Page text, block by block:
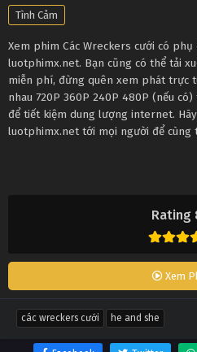
Rating
Xem
Tình Cảm
Xem phim Các Wreckers cưới có
luotphimx.net. Bạn cũng có thể tải
miễn phí, đừng quên xem phát trực
nhau 720P 360P 240P 480P (nếu
để tiết kiệm dung lượng internet.
luotphimx.net tới mọi người để cùng
các wreckers cưới he and she